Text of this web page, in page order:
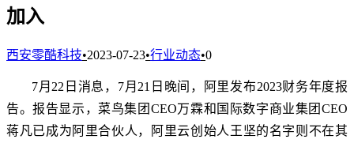
加入
西安零酷科技•2023-07-23•行业动态•0
7月22日消息，7月21日晚间，阿里发布2023财务年度报
告。报告显示，菜鸟集团CEO万霖和国际数字商业集团CEO
蒋凡已成为阿里合伙人，阿里云创始人王坚的名字则不在其